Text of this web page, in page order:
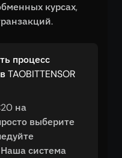
курсах,
процесс
на
выберите
система